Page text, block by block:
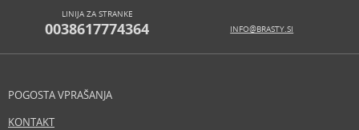
LINIJA ZA STRANKE
0038617774364 INFO@BRASTY.SI
POGOSTA VPRAŠANJA
KONTAKT